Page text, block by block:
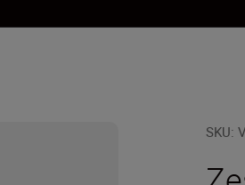
SKU: